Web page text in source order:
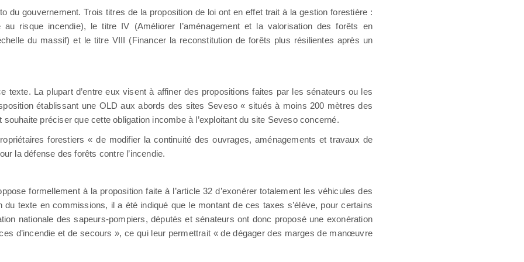
du gouvernement. Trois titres de la proposition de loi ont en effet trait à la gestion forestière :
risque incendie), le titre IV (Améliorer l’aménagement et la valorisation des forêts en
du massif) et le titre VIII (Financer la reconstitution de forêts plus résilientes après un
texte. La plupart d’entre eux visent à affiner des propositions faites par les sénateurs ou les
établissant une OLD aux abords des sites Seveso « situés à moins 200 mètres des
préciser que cette obligation incombe à l’exploitant du site Seveso concerné.
forestiers « de modifier la continuité des ouvrages, aménagements et travaux de
la défense des forêts contre l’incendie.
formellement à la proposition faite à l’article 32 d’exonérer totalement les véhicules des
texte en commissions, il a été indiqué que le montant de ces taxes s’élève, pour certains
nationale des sapeurs-pompiers, députés et sénateurs ont donc proposé une exonération
d’incendie et de secours », ce qui leur permettrait « de dégager des marges de manœuvre